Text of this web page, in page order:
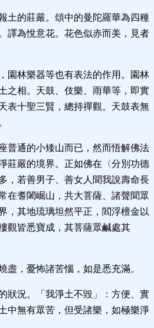
土的莊嚴。頌中的曼陀羅華為四種
譯為悅意花。花色似赤而美，見者
園林樂器等也有表法的作用。園林
之相。天鼓、伎樂、雨華等，即實
表十聖三賢，總持禪觀。天鼓表無
普通的小矮山而已，然而悟解佛法
莊嚴的境界。正如佛在〈分別功德
，若善男子、善女人聞我說壽命長
在耆闍崛山，共大菩薩、諸聲聞眾
，其地琉璃坦然平正，閻浮檀金以
觀皆悉寶成，其菩薩眾鹹處其
盡，憂怖諸苦惱，如是悉充滿。
狀況。「我淨土不毀」：方便、實
中無有眾苦，但受諸樂，如極樂淨